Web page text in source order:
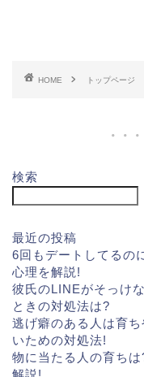
HOME トップページ
検索
最近の投稿
6回もデートしてるの
心理を解説!
彼氏のLINEがそっけ
ときの対処法は?
逃げ癖のある人は育
いための対処法!
物に当たる人の育ち
解説!